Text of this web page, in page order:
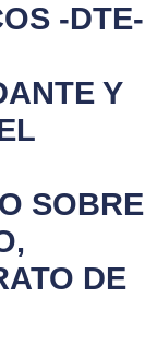
-DTE-
Y
SOBRE
DE